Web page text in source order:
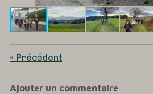
« Précédent
Ajouter un commentaire